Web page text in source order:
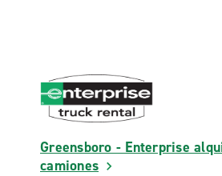
Greensboro - Enterprise
camiones